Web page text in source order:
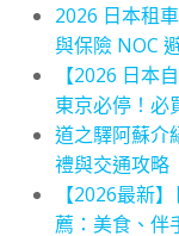
2026 日本租
與保險 NOC
【2026 日本
東京必停！必
道之驛阿蘇介
禮與交通攻略
【2026最新
薦：美食、伴